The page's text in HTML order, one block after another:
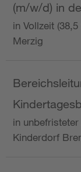
(m/w/d) in
in Vollzeit
Merzig
in
Kinderdorf